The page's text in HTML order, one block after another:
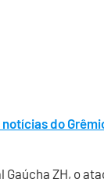
do
Gaúcha ZH, o